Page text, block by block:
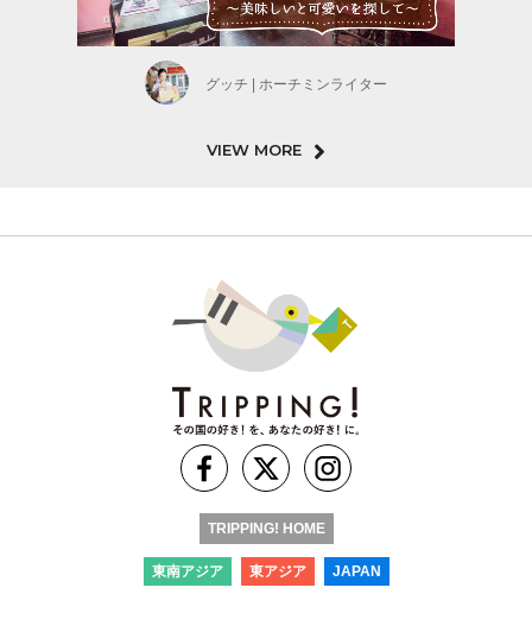
グッチ | ホーチミンライター
VIEW MORE
TRIPPING! HOME
東南アジア 東アジア JAPAN